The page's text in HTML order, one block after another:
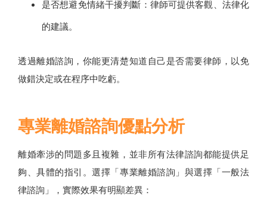
是否想避免情緒干擾判斷：律師可提供客觀、法律化
的建議。
透過離婚諮詢，你能更清楚知道自己是否需要律師，以免
做錯決定或在程序中吃虧。
專業離婚諮詢優點分析
離婚牽涉的問題多且複雜，並非所有法律諮詢都能提供足
夠、具體的指引。選擇「專業離婚諮詢」與選擇「一般法
律諮詢」，實際效果有明顯差異：